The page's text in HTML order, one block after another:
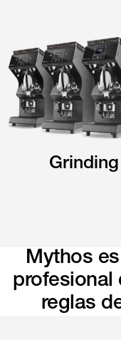
Mythos
profesional
reglas